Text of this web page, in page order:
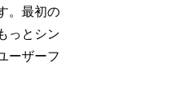
。最初の
っとシン
ーザーフ